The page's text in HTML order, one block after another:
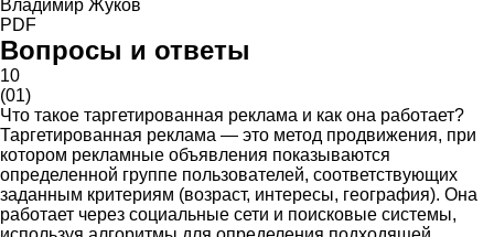
Владимир Жуков
PDF
Вопросы и ответы
10
(01)
Что такое таргетированная реклама и как она работает?
Таргетированная реклама — это метод продвижения, при
котором рекламные объявления показываются
определенной группе пользователей, соответствующих
заданным критериям (возраст, интересы, география). Она
работает через социальные сети и поисковые системы,